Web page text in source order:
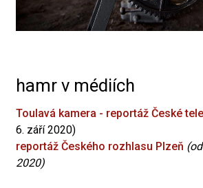
hamr v médiích
Toulavá kamera - reportáž České
6. září 2020)
reportáž Českého rozhlasu Plzeň
2020)